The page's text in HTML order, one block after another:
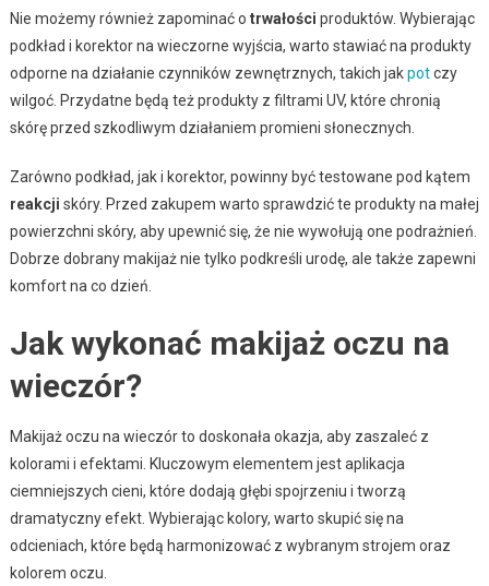
Nie możemy również zapominać o trwałości produktów. Wybierając
podkład i korektor na wieczorne wyjścia, warto stawiać na produkty
odporne na działanie czynników zewnętrznych, takich jakpotczy
wilgoć. Przydatne będą też produkty z filtrami UV, które chronią
skórę przed szkodliwym działaniem promieni słonecznych.
Zarówno podkład, jak i korektor, powinny być testowane pod kątem
reakcji skóry. Przed zakupem warto sprawdzić te produkty na małej
powierzchni skóry, aby upewnić się, że nie wywołują one podrażnień.
Dobrze dobrany makijaż nie tylko podkreśli urodę, ale także zapewni
komfort na co dzień.
Jak wykonać makijaż oczu na
wieczór?
Makijaż oczu na wieczór to doskonała okazja, aby zaszaleć z
kolorami i efektami. Kluczowym elementem jest aplikacja
ciemniejszych cieni, które dodają głębi spojrzeniu i tworzą
dramatyczny efekt. Wybierając kolory, warto skupić się na
odcieniach, które będą harmonizować z wybranym strojem oraz
kolorem oczu.